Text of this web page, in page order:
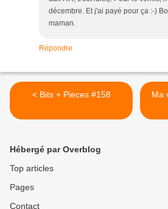
décembre. Et j'ai payé pour ça :-)
maman.
Répondre
< Bits + Pieces #158
Ma
Hébergé par Overblog
Top articles
Pages
Contact